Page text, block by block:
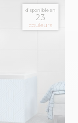
disponible en
23
couleurs